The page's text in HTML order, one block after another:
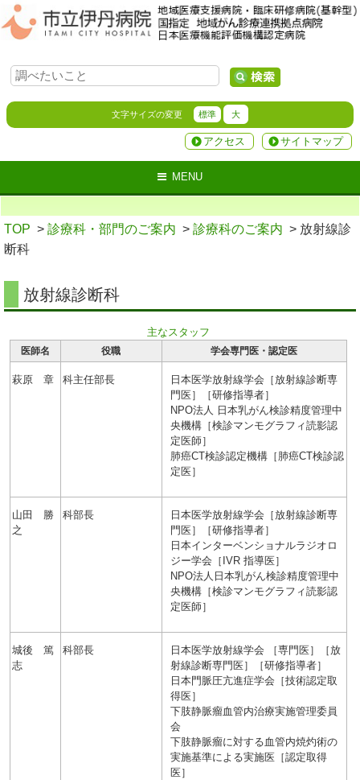
文字サイズの変更 標準 大
サイトマップ
アクセス
MENU
TOP > 診療科・部門のご案内 > 診療科のご案内 > 放射線診
断科
放射線診断科
主なスタッフ
医師名 役職 学会専門医・認定医
萩原 章 科主任部長
日本医学放射線学会［放射線診断専
門医］［研修指導者］
NPO法人 日本乳がん検診精度管理中
央機構［検診マンモグラフィ読影認
定医師］
肺癌CT検診認定機構［肺癌CT検診認
定医］
山田 勝
之
科部長
日本医学放射線学会［放射線診断専
門医］［研修指導者］
日本インターベンショナルラジオロ
ジー学会［IVR 指導医］
NPO法人日本乳がん検診精度管理中
央機構［検診マンモグラフィ読影認
定医師］
城後 篤
志
科部長
日本医学放射線学会 ［専門医］［放
射線診断専門医］［研修指導者］
日本門脈圧亢進症学会［技術認定取
得医］
下肢静脈瘤血管内治療実施管理委員
会
下肢静脈瘤に対する血管内焼灼術の
実施基準による実施医［認定取得
医］